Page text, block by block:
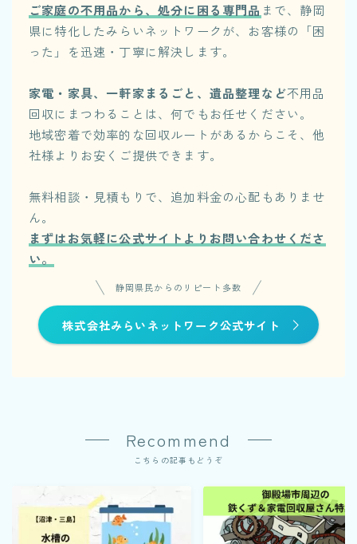
ご家庭の不用品から、処分に困る専門品 まで、静岡
県に特化したみらいネットワークが、お客様の「困
った」を迅速・丁寧に解決します。
家電・家具、一軒家まるごと、遺品整理など不用品
回収にまつわることは、何でもお任せください。
地域密着で効率的な回収ルートがあるからこそ、他
社様よりお安くご提供できます。
無料相談・見積もりで、追加料金の心配もありませ
ん。
まずはお気軽に公式サイトよりお問い合わせくださ
い。
静岡県民からのリピート多数
株式会社みらいネットワーク公式サイト
Recommend
こちらの記事もどうぞ